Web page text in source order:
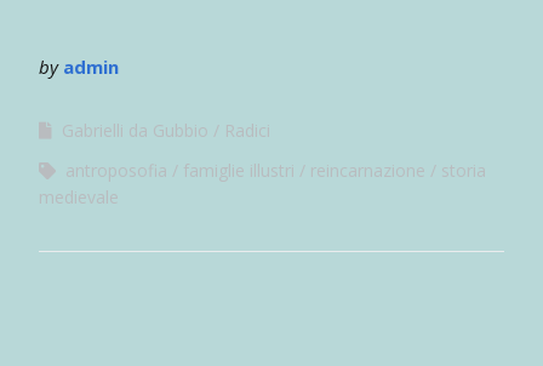
by admin
Gabrielli da Gubbio
Radici
antroposofia
famiglie illustri reincarnazione
storia
medievale